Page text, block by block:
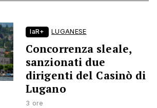
laR+ LUGANESE
Concorrenza sleale,
sanzionati due
dirigenti del Casinò di
Lugano
3 ore